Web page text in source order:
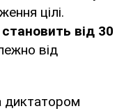
цілі.
становить від 30
від
диктатором